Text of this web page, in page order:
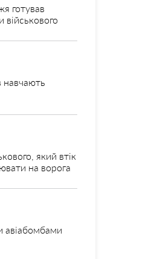
готував
військового
навчають
який втік
на ворога
авіабомбами